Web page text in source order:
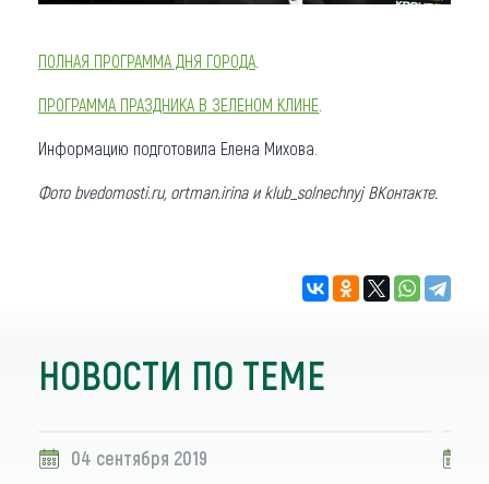
ПОЛНАЯ ПРОГРАММА ДНЯ ГОРОДА
ПРОГРАММА ПРАЗДНИКА В ЗЕЛЕНОМ КЛИНЕ
Информацию подготовила Елена Михова.
Фото bvedomosti.ru, ortman.irinaи klub_solnechnyj ВКонтакте.
НОВОСТИ ПО ТЕМЕ
04 сентября 2019